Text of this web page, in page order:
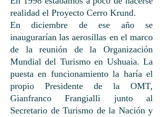
realidad el Proyecto Cerro Krund.​
En diciembre de ese año se
inaugurarían las aerosillas en el marco
de la reunión de la Organización
Mundial del Turismo en Ushuaia. La
puesta en funcionamiento la haría el
propio Presidente de la OMT,
Gianfranco Frangialli junto al
Secretario de Turismo de la Nación y